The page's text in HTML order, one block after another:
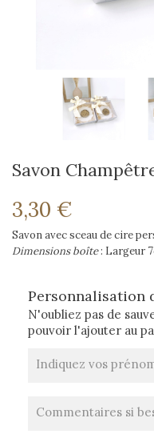
Savon
3,30 €
Savon avec sceau de cire
Dimensions boîte: Largeur
Personnalisation
N'oubliez pas de
pouvoir l'ajouter au